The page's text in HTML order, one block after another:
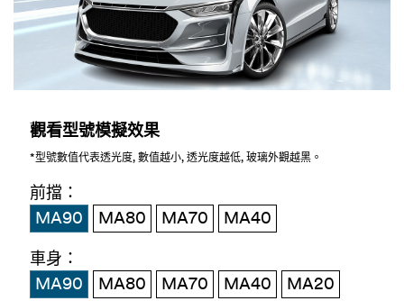
觀看型號模擬效果
*型號數值代表透光度, 數值越小, 透光度越低, 玻璃外觀越黑。
前擋：
MA90
MA80 MA70 MA40
車身：
MA90
MA80 MA70 MA40 MA20